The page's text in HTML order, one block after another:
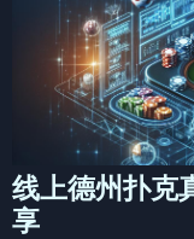
线上德州扑克
享